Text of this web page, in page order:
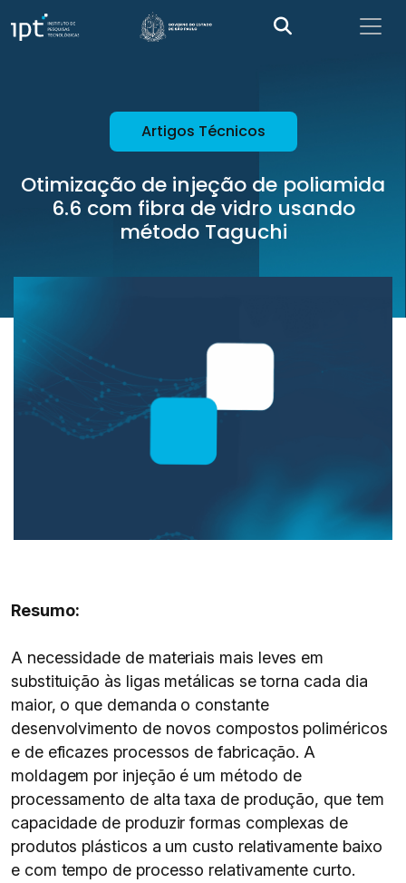
Artigos Técnicos
Otimização de injeção de poliamida
6.6 com fibra de vidro usando
método Taguchi
Resumo:
A necessidade de materiais mais leves em
substituição às ligas metálicas se torna cada dia
maior, o que demanda o constante
desenvolvimento de novos compostos poliméricos
e de eficazes processos de fabricação. A
moldagem por injeção é um método de
processamento de alta taxa de produção, que tem
capacidade de produzir formas complexas de
produtos plásticos a um custo relativamente baixo
e com tempo de processo relativamente curto.